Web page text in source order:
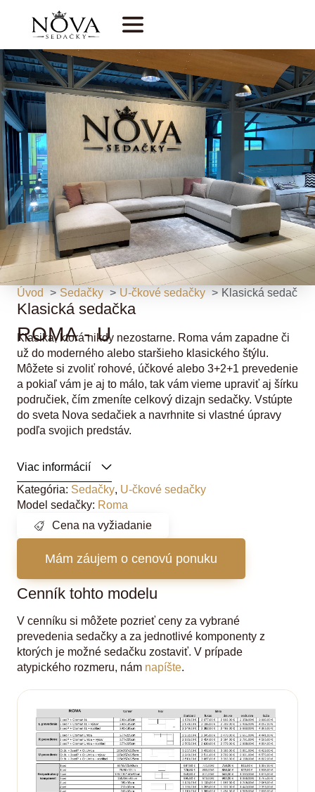
Úvod Sedačky U-čkové sedačky Klasická sedačka
Klasická sedačka
ROMA - U
Klasika, ktorá nikdy nezostarne. Roma vám zapadne či
už do moderného alebo staršieho klasického štýlu.
Môžete si zvoliť rohové, účkové alebo 3+2+1 prevedenie
a pokiaľ vám je aj to málo, tak vám vieme upraviť aj šírku
područiek, čím zmeníte celkový dizajn sedačky. Vstúpte
do sveta Nova sedačiek a navrhnite si vlastné úpravy
podľa svojich predstáv.
Viac informácií
Kategória: Sedačky, U-čkové sedačky
Model sedačky: Roma
Cena na vyžiadanie
Mám záujem o cenovú ponuku
Cenník tohto modelu
V cenníku si môžete pozrieť ceny za vybrané
prevedenia sedačky a za jednotlivé komponenty z
ktorých je možné sedačku zostaviť. V prípade
atypického rozmeru, nám napíšte.